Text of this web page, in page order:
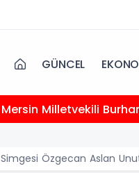
GÜNCEL
Mersin Milletvekili
Simgesi Özgecan Aslan